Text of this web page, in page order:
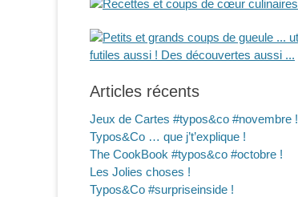
Articles récents
Jeux de Cartes #typos&co #novembre !
Typos&Co … que j’t’explique !
The CookBook #typos&co #octobre !
Les Jolies choses !
Typos&Co #surpriseinside !